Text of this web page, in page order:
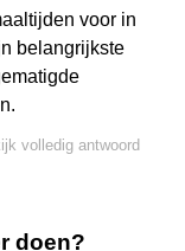
voor in
belangrijkste
volledig antwoord
doen?